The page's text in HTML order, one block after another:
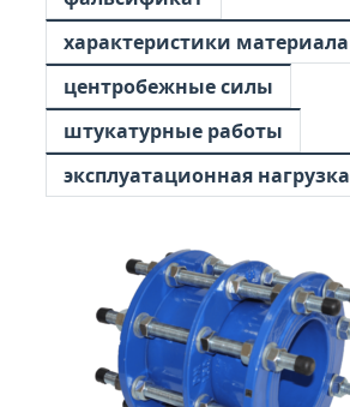
характеристики материала
центробежные силы
штукатурные работы
эксплуатационная нагрузка